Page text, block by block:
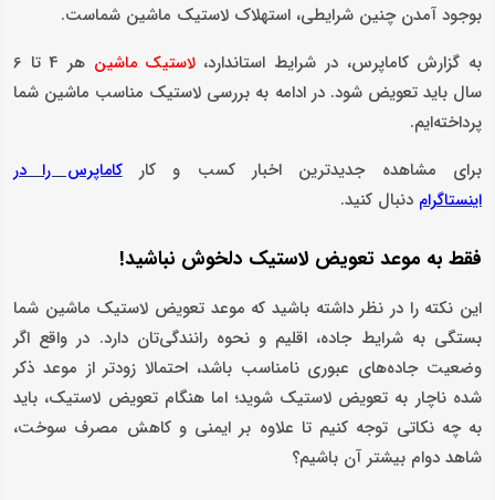
بوجود آمدن چنین شرایطی، استهلاک لاستیک ماشین شماست.
به گزارش کاماپرس، در شرایط استاندارد،لاستیک ماشین
هر 4 تا 6
سال باید تعویض شود. در ادامه به بررسی لاستیک مناسب ماشین شما
پرداخته‌ایم.
برای مشاهده جدیدترین اخبار کسب و کارکاماپرس را در
اینستاگرام دنبال کنید.
فقط به موعد تعویض لاستیک دلخوش نباشید!
این نکته را در نظر داشته باشید که موعد تعویض لاستیک ماشین شما
بستگی به شرایط جاده، اقلیم و نحوه رانندگی‌تان دارد. در واقع اگر
وضعیت جاده‌های عبوری نامناسب باشد، احتمالا زودتر از موعد ذکر
شده ناچار به تعویض لاستیک شوید؛ اما هنگام تعویض لاستیک، باید
به چه نکاتی توجه کنیم تا علاوه بر ایمنی و کاهش مصرف سوخت،
شاهد دوام بیشتر آن باشیم؟